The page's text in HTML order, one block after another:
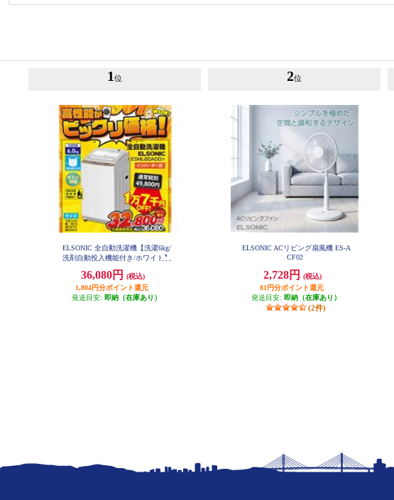
1 位
ELSONIC 全自動洗濯機【洗濯6kg/
洗剤自動投入機能付き/ホワイト】
36,080円
(税込)
1,804円分ポイント還元
発送目安: 即納（在庫あり）
2位
ELSONIC ACリビング扇風機 ES-A
CF02
2,728円
(税込)
81円分ポイント還元
発送目安: 即納（在庫あり）
(2件)